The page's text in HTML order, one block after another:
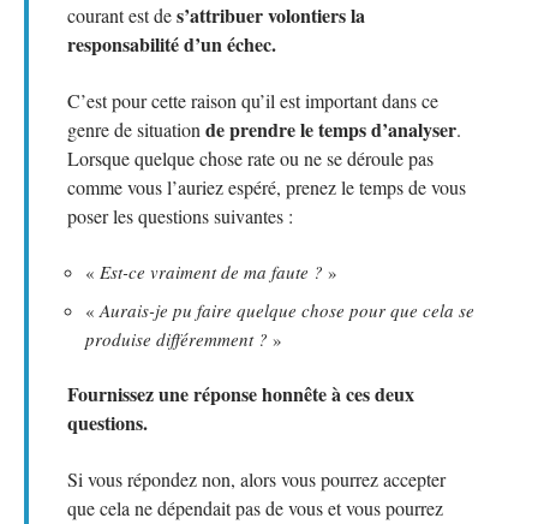
courant est des’attribuer volontiers la
responsabilité d’un échec.
C’est pour cette raison qu’il est important dans ce
genre de situation de prendre le temps d’analyser.
Lorsque quelque chose rate ou ne se déroule pas
comme vous l’auriez espéré, prenez le temps de vous
poser les questions suivantes :
« Est-ce vraiment de ma faute ? »
« Aurais-je pu faire quelque chose pour que cela se
produise différemment ? »
Fournissez une réponse honnête à ces deux
questions.
Si vous répondez non, alors vous pourrez accepter
que cela ne dépendait pas de vous et vous pourrez